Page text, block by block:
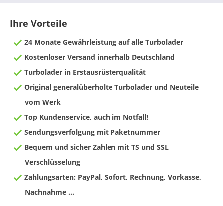
Ihre Vorteile
24 Monate Gewährleistung auf alle Turbolader
Kostenloser Versand innerhalb Deutschland
Turbolader in Erstausrüsterqualität
Original generalüberholte Turbolader und Neuteile
vom Werk
Top Kundenservice, auch im Notfall!
Sendungsverfolgung mit Paketnummer
Bequem und sicher Zahlen mit TS und SSL
Verschlüsselung
Zahlungsarten: PayPal, Sofort, Rechnung, Vorkasse,
Nachnahme ...